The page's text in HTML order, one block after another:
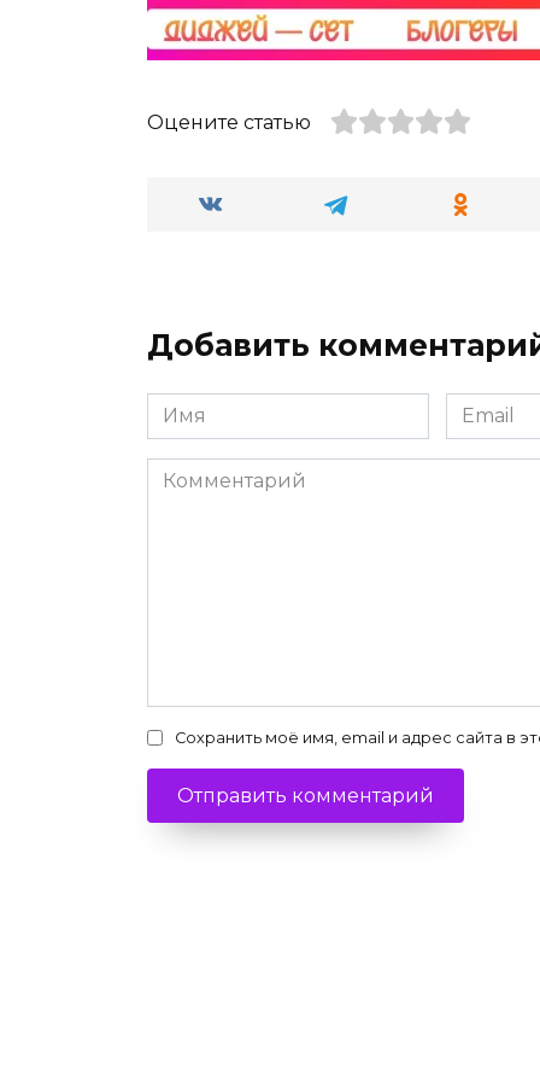
Оцените статью
Добавить
Имя
*
Email
*
Комментарий
Сохранить моё имя, email и адрес сайта в